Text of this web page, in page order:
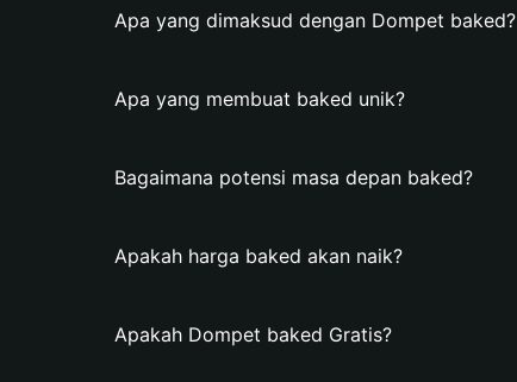
Apa yang dimaksud dengan Dompet baked?
Apa yang membuat baked unik?
Bagaimana potensi masa depan baked?
Apakah harga baked akan naik?
Apakah Dompet baked Gratis?